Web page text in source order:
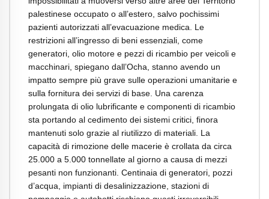
palestinese occupato o all’estero, salvo pochissimi
pazienti autorizzati all’evacuazione medica. Le
restrizioni all’ingresso di beni essenziali, come
generatori, olio motore e pezzi di ricambio per veicoli e
macchinari, spiegano dall’Ocha, stanno avendo un
impatto sempre più grave sulle operazioni umanitarie e
sulla fornitura dei servizi di base. Una carenza
prolungata di olio lubrificante e componenti di ricambio
sta portando al cedimento dei sistemi critici, finora
mantenuti solo grazie al riutilizzo di materiali. La
capacità di rimozione delle macerie è crollata da circa
25.000 a 5.000 tonnellate al giorno a causa di mezzi
pesanti non funzionanti. Centinaia di generatori, pozzi
d’acqua, impianti di desalinizzazione, stazioni di